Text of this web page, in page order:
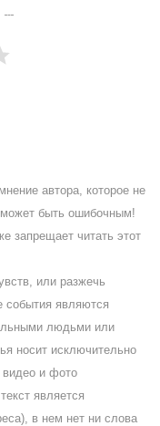
автора, которое не
быть ошибочным!
запрещает читать этот
или разжечь
события являются
людьми или
носит исключительно
видео и фото
является
в нем нет ни слова